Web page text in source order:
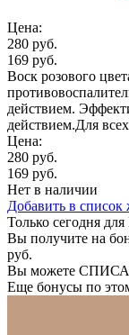
Цена:
280 руб.
169 руб.
Воск розового
действием.
действием.Для
Цена:
280 руб.
169 руб.
Нет в наличии
Добавить в список
Только сегодня для
Вы получите на
руб.
Вы можете
Еще бонусы по